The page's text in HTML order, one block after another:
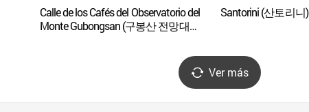
Calle de los Cafés del Observatorio del
Monte Gubongsan (구봉산 전망대
Santorini (산토리니)
Ver más